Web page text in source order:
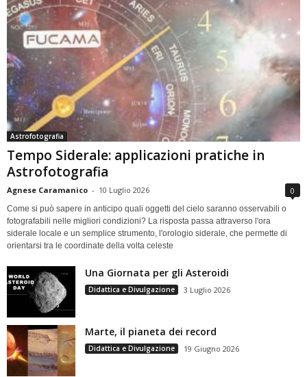
Astrofotografia
Tempo Siderale: applicazioni pratiche in
Astrofotografia
Agnese Caramanico - 10 Luglio 2026 0
Come si può sapere in anticipo quali oggetti del cielo saranno osservabili o
fotografabili nelle migliori condizioni? La risposta passa attraverso l'ora
siderale locale e un semplice strumento, l'orologio siderale, che permette di
orientarsi tra le coordinate della volta celeste
Una Giornata per gli Asteroidi
Didattica e Divulgazione 3 Luglio 2026
Marte, il pianeta dei record
Didattica e Divulgazione 19 Giugno 2026